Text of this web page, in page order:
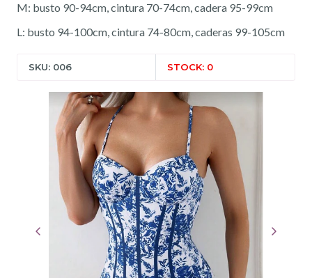
M: busto 90-94cm, cintura 70-74cm, cadera 95-99cm
L: busto 94-100cm, cintura 74-80cm, caderas 99-105cm
SKU: 006 STOCK: 0